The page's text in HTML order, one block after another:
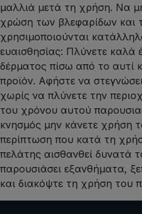
μαλλιά μετά τη χρήση. Να
χρώση των βλεφαρίδων και
χρησιμοποιούνται
ευαισθησίας: Πλύνετε καλά
δέρματος πίσω από το αυτί
προϊόν. Αφήστε να
χωρίς να πλύνετε την
του χρόνου αυτού
κνησμός μην κάνετε χρήση
περίπτωση που κατά τη
πελάτης αισθανθεί δυνατά
παρουσιάσει εξανθήματα,
και διακόψτε τη χρήση του